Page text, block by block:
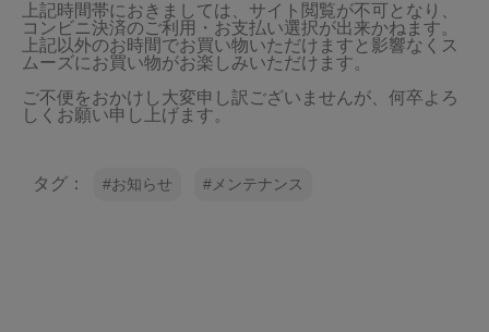
上記時間帯におきましては、サイト閲覧が不可となり、
コンビニ決済のご利用・お支払い選択が出来かねます。
上記以外のお時間でお買い物いただけますと影響なくス
ムーズにお買い物がお楽しみいただけます。
ご不便をおかけし大変申し訳ございませんが、何卒よろ
タグ： お知らせ メンテナンス